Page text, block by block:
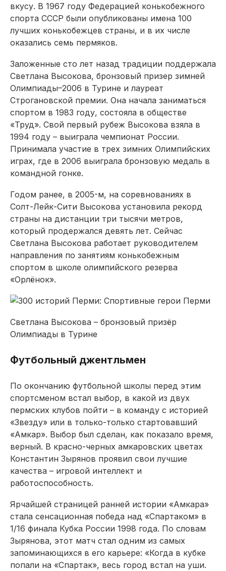
вкусу. В 1967 году Федерацией конькобежного
спорта СССР были опубликованы имена 100
лучших конькобежцев страны, и в их числе
оказались семь пермяков.
Заложенные сто лет назад традиции поддержала
Светлана Высокова, бронзовый призер зимней
Олимпиады–2006 в Турине и лауреат
Строгановской премии. Она начала заниматься
спортом в 1983 году, состояла в обществе
«Труд». Свой первый рубеж Высокова взяла в
1994 году – выиграла чемпионат России.
Принимала участие в трех зимних Олимпийских
играх, где в 2006 выиграла бронзовую медаль в
командной гонке.
Годом ранее, в 2005-м, на соревнованиях в
Солт-Лейк-Сити Высокова установила рекорд
страны на дистанции три тысячи метров,
который продержался девять лет. Сейчас
Светлана Высокова работает руководителем
направления по занятиям конькобежным
спортом в школе олимпийского резерва
«Орлёнок».
Светлана Высокова – бронзовый призёр
Олимпиады в Турине
Футбольный джентльмен
По окончанию футбольной школы перед этим
спорт­сменом встал выбор, в какой из двух
пермских клубов пойти – в команду с историей
«Звезду» или в только-только стартовавший
«Амкар». Выбор был сделан, как показало время,
верный. В красно-черных амкаровских цветах
Константин Зырянов проявил свои лучшие
качества – игровой интеллект и
работоспособность.
Ярчайшей страницей ранней истории «Амкара»
стала сенсационная победа над «Спартаком» в
1/16 финала Кубка России 1998 года. По словам
Зырянова, этот матч стал одним из самых
запоминающихся в его карьере: «Когда в кубке
попали на «Спартак», весь город встал на уши.